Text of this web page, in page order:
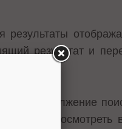
результаты
результат и
продолжение
запрос, посмотреть